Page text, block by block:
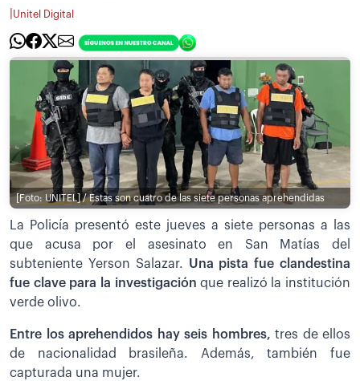
Unitel Digital
[Foto: UNITEL] / Estas son cuatro de las siete personas aprehendidas
La Policía presentó este jueves a siete personas a las
que acusa por el asesinato en San Matías del
subteniente Yerson Salazar. Una pista fue clandestina
fue clave para la investigaciónque realizó la institución
verde olivo.
Entre los aprehendidos hay seis hombres, tres de ellos
de nacionalidad brasileña. Además, también fue
capturada una mujer.